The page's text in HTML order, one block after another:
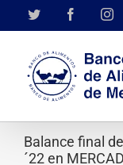
Twitter Facebook
Balance final
´22 en